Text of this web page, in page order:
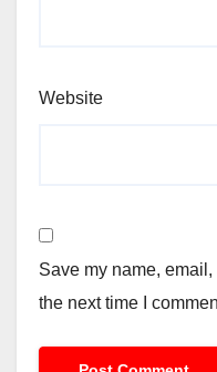
Website
Save my name,
the next time I